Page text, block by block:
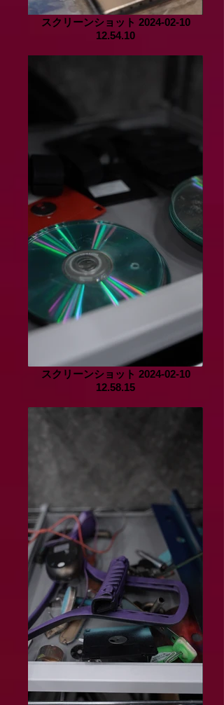
スクリーンショット 2024-02-10
12.54.10
スクリーンショット 2024-02-10
12.58.15